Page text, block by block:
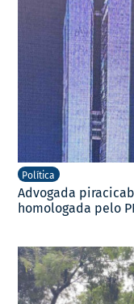
Política
Advogada
homologada pelo